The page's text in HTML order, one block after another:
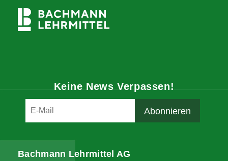
Keine News Verpassen!
Bachmann Lehrmittel AG